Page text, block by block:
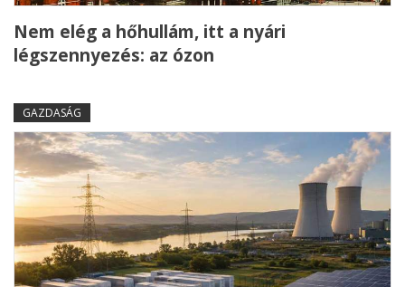
Nem elég a hőhullám, itt a nyári
légszennyezés: az ózon
GAZDASÁG